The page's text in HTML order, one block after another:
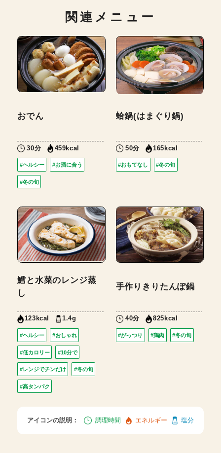
関連メニュー
おでん
30分 459kcal
#ヘルシー #お酒に合う
#冬の旬
蛤鍋(はまぐり鍋)
50分 165kcal
#おもてなし #冬の旬
鱈と水菜のレンジ蒸
し
123kcal 1.4g
#ヘルシー #おしゃれ
#低カロリー #10分で
#レンジでチンだけ #冬の旬
#高タンパク
手作りきりたんぽ鍋
40分 825kcal
#がっつり #鶏肉 #冬の旬
アイコンの説明： 調理時間 エネルギー 塩分